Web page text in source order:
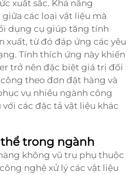
xuất sắc. Khả năng
các loại vật liệu mà
dụng cụ giúp tăng tính
xuất, từ đó đáp ứng các yêu
Tính thích ứng này khiến
trở nên đặc biệt giá trị đối
theo đơn đặt hàng và
vụ nhiều ngành công
các đặc tả vật liệu khác
trong ngành
không vũ trụ phụ thuộc
công nghệ xử lý các vật liệu